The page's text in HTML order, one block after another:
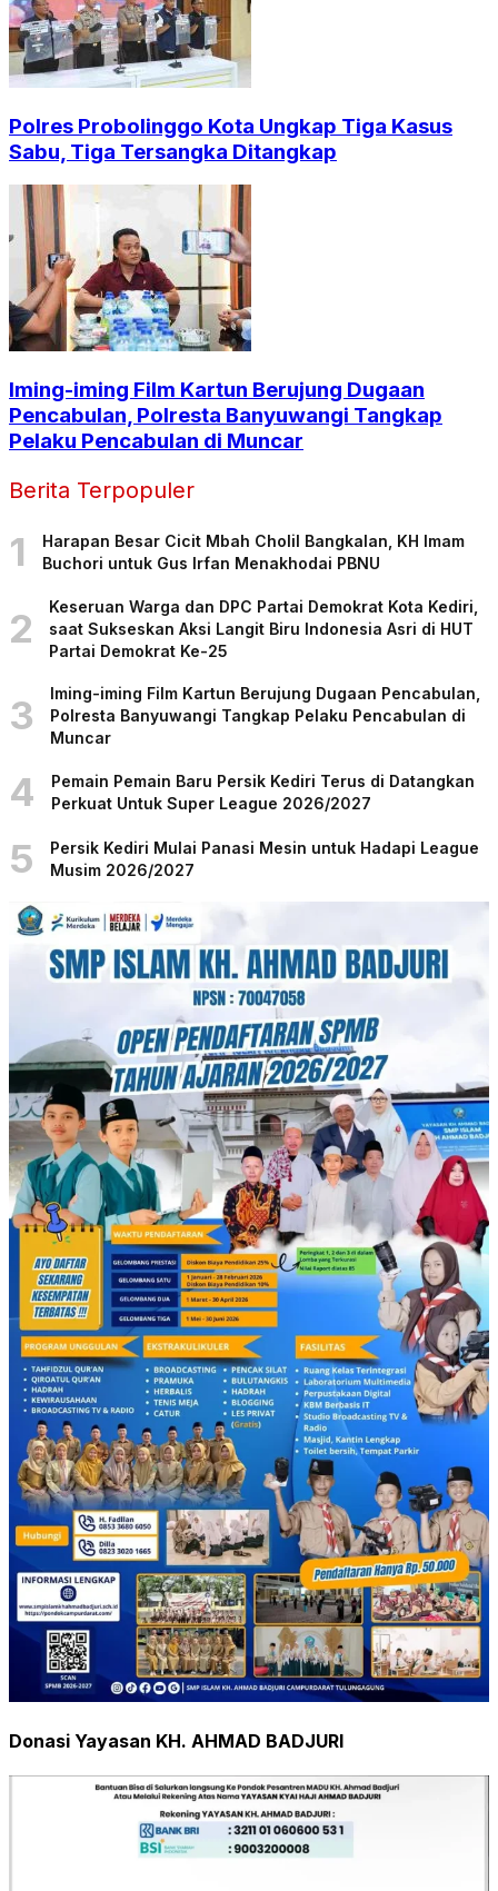
Polres Probolinggo Kota Ungkap Tiga Kasus
Sabu, Tiga Tersangka Ditangkap
Iming-iming Film Kartun Berujung Dugaan
Pencabulan, Polresta Banyuwangi Tangkap
Pelaku Pencabulan di Muncar
Berita Terpopuler
1
Harapan Besar Cicit Mbah Cholil Bangkalan, KH Imam
Buchori untuk Gus Irfan Menakhodai PBNU
2
Keseruan Warga dan DPC Partai Demokrat Kota Kediri,
saat Sukseskan Aksi Langit Biru Indonesia Asri di HUT
Partai Demokrat Ke-25
3
Iming-iming Film Kartun Berujung Dugaan Pencabulan,
Polresta Banyuwangi Tangkap Pelaku Pencabulan di
Muncar
4
Pemain Pemain Baru Persik Kediri Terus di Datangkan
Perkuat Untuk Super League 2026/2027
5
Persik Kediri Mulai Panasi Mesin untuk Hadapi League
Musim 2026/2027
Donasi Yayasan KH. AHMAD BADJURI